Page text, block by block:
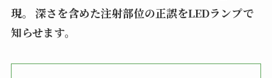
現。 深さを含めた注射部位の正誤をLEDランプで
知らせます。